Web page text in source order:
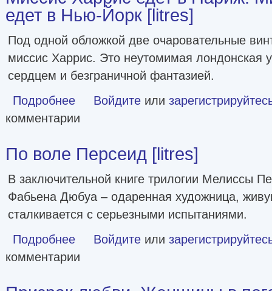
едет в Нью-Йорк [litres]
Под одной обложкой две очаровательные
миссис Харрис. Это неутомимая лондонская
сердцем и безграничной фантазией.
Подробнее о Миссис Харрис едет в Париж. Миссис Харрис едет в
Войдите или
комментарии
По воле Персеид [litres]
В заключительной книге трилогии Мелиссы
Фабьена Дюбуа – одаренная художница,
сталкивается с серьезными испытаниями.
Подробнее о По воле Персеид [litres]
Войдите или
комментарии